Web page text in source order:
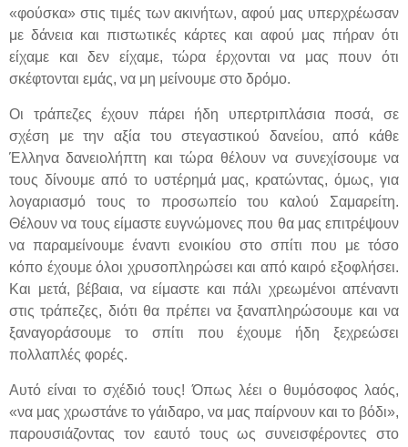
«φούσκα» στις τιμές των ακινήτων, αφού μας υπερχρέωσαν
με δάνεια και πιστωτικές κάρτες και αφού μας πήραν ότι
είχαμε και δεν είχαμε, τώρα έρχονται να μας πουν ότι
σκέφτονται εμάς, να μη μείνουμε στο δρόμο.
Οι τράπεζες έχουν πάρει ήδη υπερτριπλάσια ποσά, σε
σχέση με την αξία του στεγαστικού δανείου, από κάθε
Έλληνα δανειολήπτη και τώρα θέλουν να συνεχίσουμε να
τους δίνουμε από το υστέρημά μας, κρατώντας, όμως, για
λογαριασμό τους το προσωπείο του καλού Σαμαρείτη.
Θέλουν να τους είμαστε ευγνώμονες που θα μας επιτρέψουν
να παραμείνουμε έναντι ενοικίου στο σπίτι που με τόσο
κόπο έχουμε όλοι χρυσοπληρώσει και από καιρό εξοφλήσει.
Και μετά, βέβαια, να είμαστε και πάλι χρεωμένοι απέναντι
στις τράπεζες, διότι θα πρέπει να ξαναπληρώσουμε και να
ξαναγοράσουμε το σπίτι που έχουμε ήδη ξεχρεώσει
πολλαπλές φορές.
Αυτό είναι το σχέδιό τους! Όπως λέει ο θυμόσοφος λαός,
«να μας χρωστάνε το γάιδαρο, να μας παίρνουν και το βόδι»,
παρουσιάζοντας τον εαυτό τους ως συνεισφέροντες στο